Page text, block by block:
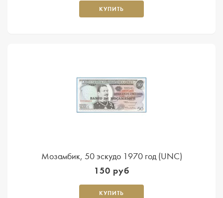
КУПИТЬ
Мозамбик, 50 эскудо 1970 год (UNC)
150 руб
КУПИТЬ